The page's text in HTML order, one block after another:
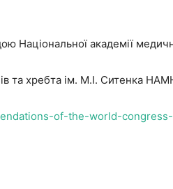
Національної академії
та хребта ім. М.І. Ситенка
of-the-world-